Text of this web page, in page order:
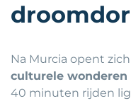
Na Murcia opent
culturele wonderen
40 minuten rijden